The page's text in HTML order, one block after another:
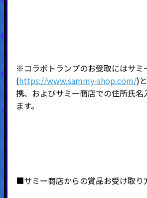
※コラボトランプのお受取にはサミ
(https://www.sammy-shop.com/)
携、およびサミー商店での住所氏名
ます。
■サミー商店からの賞品お受け取り